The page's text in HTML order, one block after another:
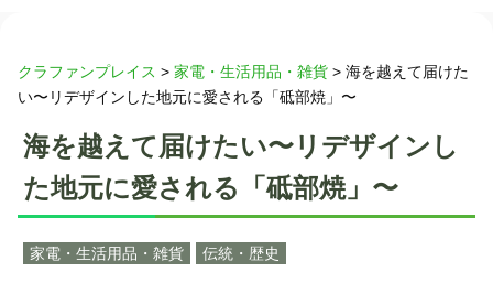
クラファンプレイス > 家電・生活用品・雑貨 > 海を越えて届けた
い〜リデザインした地元に愛される「砥部焼」〜
海を越えて届けたい〜リデザインし
た地元に愛される「砥部焼」〜
家電・生活用品・雑貨 伝統・歴史